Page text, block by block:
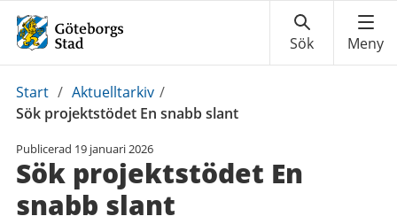
Du
är
Start / Aktuelltarkiv /
Sök projektstödet En snabb slant
Publicerad 19 januari 2026
Sök projektstödet En
snabb slant